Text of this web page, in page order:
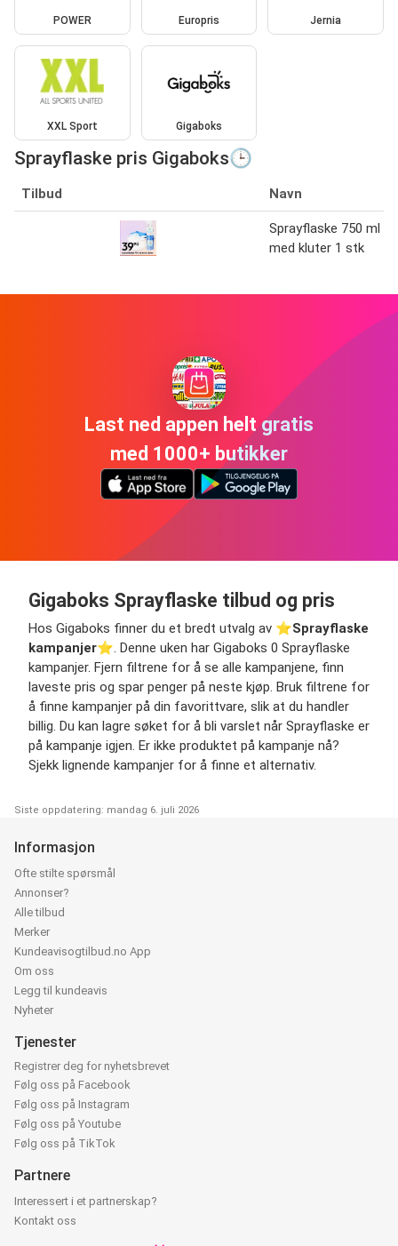
POWER Europris Jernia
XXL Sport Gigaboks
Sprayflaske pris Gigaboks🕒
Tilbud Navn
Sprayflaske 750 ml
med kluter 1 stk
Last ned appen helt gratis
med 1000+ butikker
Gigaboks Sprayflaske tilbud og pris
Hos Gigaboks finner du et bredt utvalg av ⭐️Sprayflaske
kampanjer⭐️. Denne uken har Gigaboks 0 Sprayflaske
kampanjer. Fjern filtrene for å se alle kampanjene, finn
laveste pris og spar penger på neste kjøp. Bruk filtrene for
å finne kampanjer på din favorittvare, slik at du handler
billig. Du kan lagre søket for å bli varslet når Sprayflaske er
på kampanje igjen. Er ikke produktet på kampanje nå?
Sjekk lignende kampanjer for å finne et alternativ.
Siste oppdatering: mandag 6. juli 2026
Informasjon
Ofte stilte spørsmål
Annonser?
Alle tilbud
Merker
Kundeavisogtilbud.no App
Om oss
Legg til kundeavis
Nyheter
Tjenester
Registrer deg for nyhetsbrevet
Følg oss på Facebook
Følg oss på Instagram
Følg oss på Youtube
Følg oss på TikTok
Partnere
Interessert i et partnerskap?
Kontakt oss